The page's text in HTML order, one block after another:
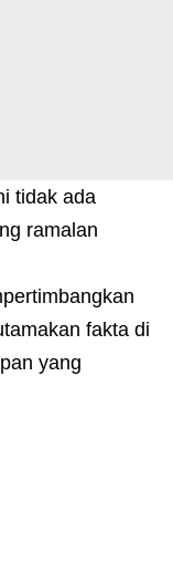
tidak ada
ramalan
fakta di
yang